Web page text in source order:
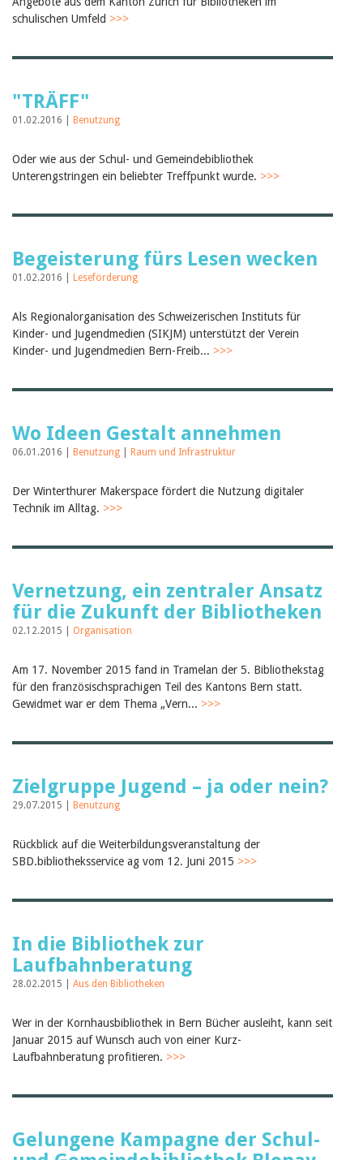
September 2025
Juli 2025
März 2025
2023
2022
2019
2018
2013
2012
schulischen Umfeld >>>
"TRÄFF"
01.02.2016 | Benutzung
Oder wie aus der Schul- und Gemeindebibliothek
Unterengstringen ein beliebter Treffpunkt wurde. >>>
Begeisterung fürs Lesen wecken
01.02.2016 | Leseförderung
Als Regionalorganisation des Schweizerischen Instituts für
Kinder- und Jugendmedien (SIKJM) unterstützt der Verein
Kinder- und Jugendmedien Bern-Freib... >>>
Wo Ideen Gestalt annehmen
06.01.2016 | Benutzung Raum und Infrastruktur
Der Winterthurer Makerspace fördert die Nutzung digitaler
Technik im Alltag. >>>
Vernetzung, ein zentraler Ansatz
für die Zukunft der Bibliotheken
02.12.2015 | Organisation
Am 17. November 2015 fand in Tramelan der 5. Bibliothekstag
für den französischsprachigen Teil des Kantons Bern statt.
Gewidmet war er dem Thema „Vern... >>>
Zielgruppe Jugend – ja oder nein?
29.07.2015 | Benutzung
Rückblick auf die Weiterbildungsveranstaltung der
SBD.bibliotheksservice ag vom 12. Juni 2015 >>>
In die Bibliothek zur
Laufbahnberatung
28.02.2015 | Aus den Bibliotheken
Wer in der Kornhausbibliothek in Bern Bücher ausleiht, kann seit
Januar 2015 auf Wunsch auch von einer Kurz-
Laufbahnberatung profitieren. >>>
Gelungene Kampagne der Schul-